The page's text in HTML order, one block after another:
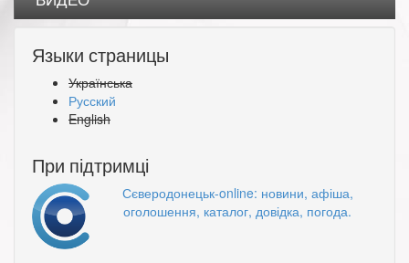
Языки страницы
Українська
Русский
English
При підтримці
Сєверодонецьк-online: новини, афіша,
оголошення, каталог, довідка, погода.